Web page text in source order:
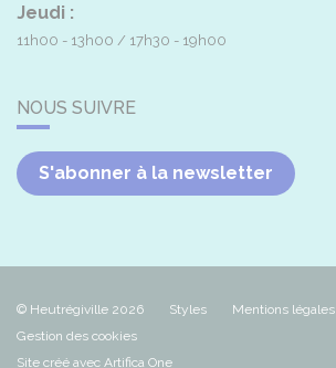
Jeudi :
11h00 - 13h00 17h30 - 19h00
NOUS SUIVRE
S'abonner à la newsletter
© Heutrégiville 2026 Styles Mentions légales
Gestion des cookies
Site créé avec Artifica One